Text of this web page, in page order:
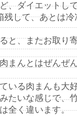
、ダイエットし
残して、あとは
と、またお取り
まんとはぜんぜ
いる肉まんも大
たいな感じで、
全く違います。